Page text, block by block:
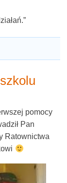
pomocy
Pan
Ratownictwa